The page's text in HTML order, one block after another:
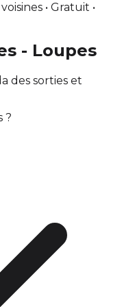
• Gratuit •
- Loupes
des sorties et
?